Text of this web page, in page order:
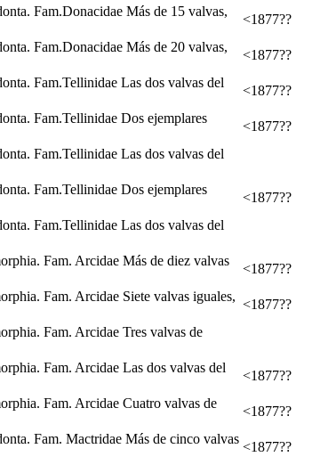
Fam.Donacidae Más de 15 valvas,
<1877??
Fam.Donacidae Más de 20 valvas,
<1877??
Fam.Tellinidae Las dos valvas del
<1877??
Fam.Tellinidae Dos ejemplares
<1877??
Fam.Tellinidae Las dos valvas del
Fam.Tellinidae Dos ejemplares
<1877??
Fam.Tellinidae Las dos valvas del
Fam. Arcidae Más de diez valvas
<1877??
Fam. Arcidae Siete valvas iguales,
<1877??
Fam. Arcidae Tres valvas de
Fam. Arcidae Las dos valvas del
<1877??
Fam. Arcidae Cuatro valvas de
<1877??
Fam. Mactridae Más de cinco valvas
<1877??